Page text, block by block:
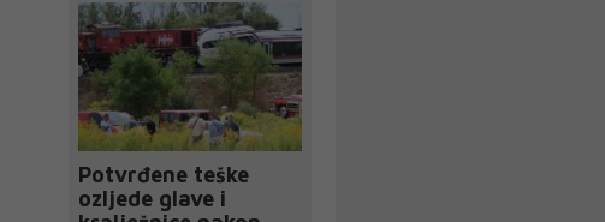
Potvrđene teške
ozljede glave i